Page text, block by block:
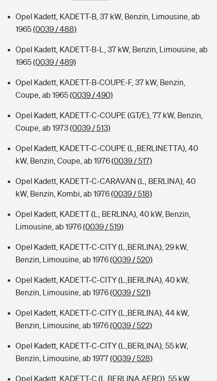
Opel Kadett, KADETT-B, 37 kW, Benzin, Limousine, ab
1965(0039 / 488)
Opel Kadett, KADETT-B-L, 37 kW, Benzin, Limousine, ab
1965(0039 / 489)
Opel Kadett, KADETT-B-COUPE-F, 37 kW, Benzin,
Coupe, ab 1965(0039 / 490)
Opel Kadett, KADETT-C-COUPE (GT/E), 77 kW, Benzin,
Coupe, ab 1973(0039 / 513)
Opel Kadett, KADETT-C-COUPE (L,BERLINETTA), 40
kW, Benzin, Coupe, ab 1976(0039 / 517)
Opel Kadett, KADETT-C-CARAVAN (L, BERLINA), 40
kW, Benzin, Kombi, ab 1976(0039 / 518)
Opel Kadett, KADETT (L, BERLINA), 40 kW, Benzin,
Limousine, ab 1976(0039 / 519)
Opel Kadett, KADETT-C-CITY (L,BERLINA), 29 kW,
Benzin, Limousine, ab 1976(0039 / 520)
Opel Kadett, KADETT-C-CITY (L,BERLINA), 40 kW,
Benzin, Limousine, ab 1976(0039 / 521)
Opel Kadett, KADETT-C-CITY (L,BERLINA), 44 kW,
Benzin, Limousine, ab 1976(0039 / 522)
Opel Kadett, KADETT-C-CITY (L,BERLINA), 55 kW,
Benzin, Limousine, ab 1977(0039 / 528)
Opel Kadett, KADETT-C (L,BERLINA,AERO), 55 kW,